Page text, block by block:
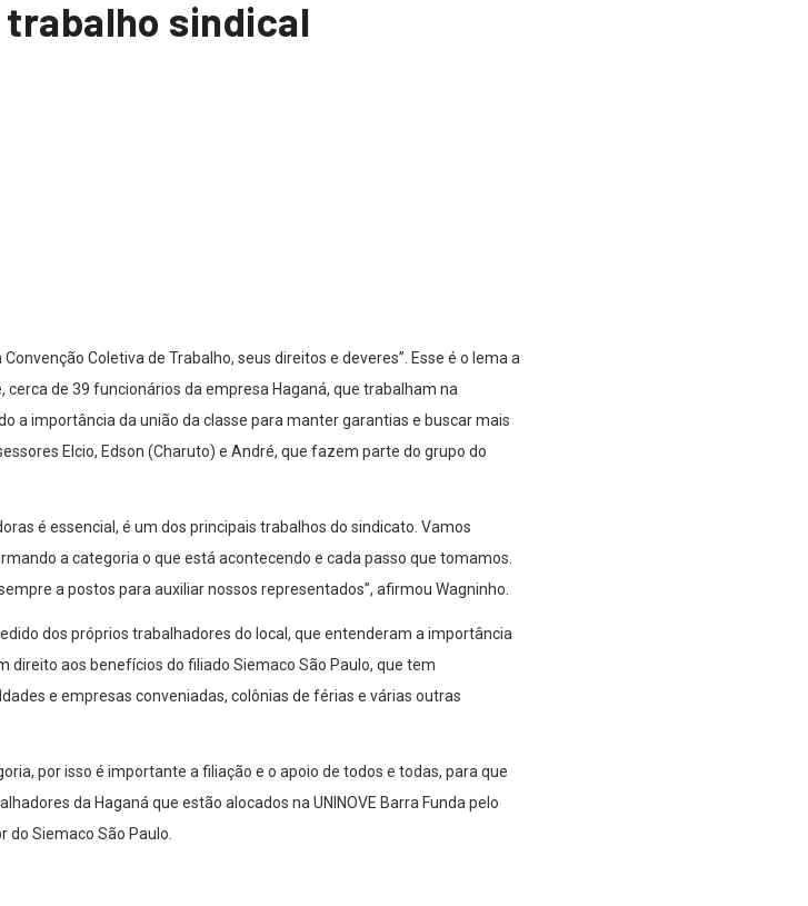
sindical
Coletiva de Trabalho, seus direitos e deveres”. Esse é o lema a
de 39 funcionários da empresa Haganá, que trabalham na
a importância da união da classe para manter garantias e buscar mais
Elcio, Edson (Charuto) e André, que fazem parte do grupo do
é essencial, é um dos principais trabalhos do sindicato. Vamos
a categoria o que está acontecendo e cada passo que tomamos.
a postos para auxiliar nossos representados”, afirmou Wagninho.
dos próprios trabalhadores do local, que entenderam a importância
aos benefícios do filiado Siemaco São Paulo, que tem
e empresas conveniadas, colônias de férias e várias outras
por isso é importante a filiação e o apoio de todos e todas, para que
da Haganá que estão alocados na UNINOVE Barra Funda pelo
Siemaco São Paulo.